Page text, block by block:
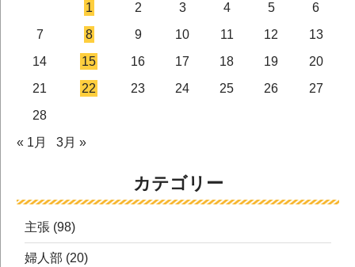
1
2 3 4 5
6
7
8 9 10 11 12
13
14
15 16 17 18 19
20
21
22 23 24 25 26
27
28
« 1月
3月 »
カテゴリー
主張 (98)
婦人部 (20)